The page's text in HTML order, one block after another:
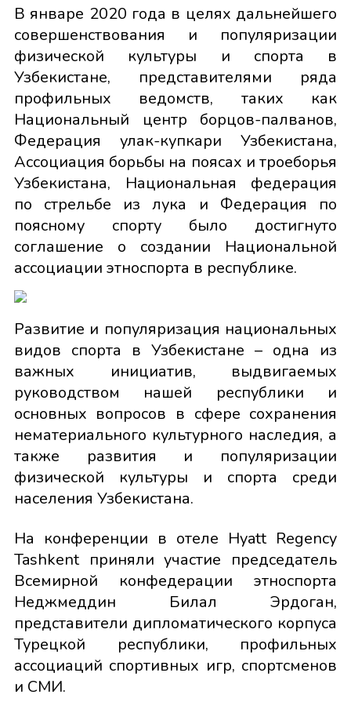
В январе 2020 года в целях дальнейшего
совершенствования и популяризации
физической культуры и спорта в
Узбекистане, представителями ряда
профильных ведомств, таких как
Национальный центр борцов-палванов,
Федерация улак-купкари Узбекистана,
Ассоциация борьбы на поясах и троеборья
Узбекистана, Национальная федерация
по стрельбе из лука и Федерация по
поясному спорту было достигнуто
соглашение о создании Национальной
ассоциации этноспорта в республике.
Развитие и популяризация национальных
видов спорта в Узбекистане – одна из
важных инициатив, выдвигаемых
руководством нашей республики и
основных вопросов в сфере сохранения
нематериального культурного наследия, а
также развития и популяризации
физической культуры и спорта среди
населения Узбекистана.
На конференции в отеле Hyatt Regency
Tashkent приняли участие председатель
Всемирной конфедерации этноспорта
Неджмеддин Билал Эрдоган,
представители дипломатического корпуса
Турецкой республики, профильных
ассоциаций спортивных игр, спортсменов
и СМИ.